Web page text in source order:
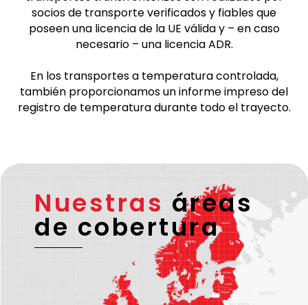
socios de transporte verificados y fiables que
poseen una licencia de la UE válida y – en caso
necesario – una licencia ADR.
En los transportes a temperatura controlada,
también proporcionamos un informe impreso del
registro de temperatura durante todo el trayecto.
Nuestras áreas
de cobertura